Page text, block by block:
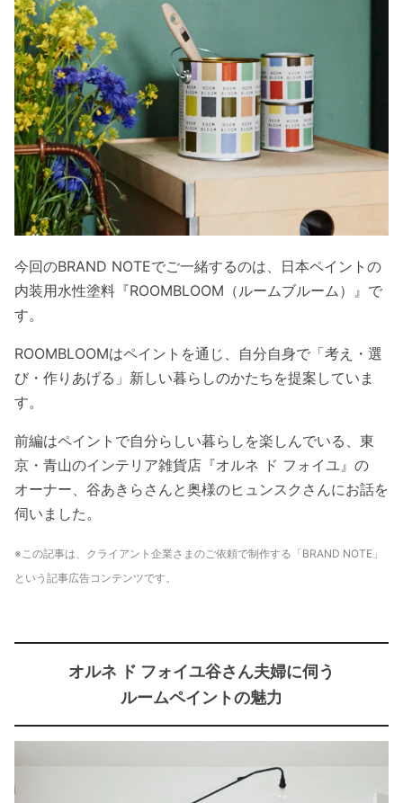
今回のBRAND NOTEでご一緒するのは、日本ペイントの
内装用水性塗料『ROOMBLOOM（ルームブルーム）』で
す。
ROOMBLOOMはペイントを通じ、自分自身で「考え・選
び・作りあげる」新しい暮らしのかたちを提案していま
す。
前編はペイントで自分らしい暮らしを楽しんでいる、東
京・青山のインテリア雑貨店『オルネ ド フォイユ』の
オーナー、谷あきらさんと奥様のヒュンスクさんにお話を
伺いました。
※この記事は、クライアント企業さまのご依頼で制作する「BRAND NOTE」
という記事広告コンテンツです。
オルネ ド フォイユ谷さん夫婦に伺う
ルームペイントの魅力